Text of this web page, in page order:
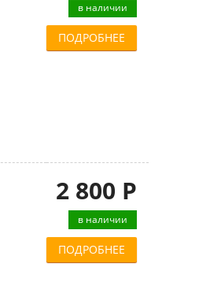
в наличии
ПОДРОБНЕЕ
2 800 Р
в наличии
ПОДРОБНЕЕ